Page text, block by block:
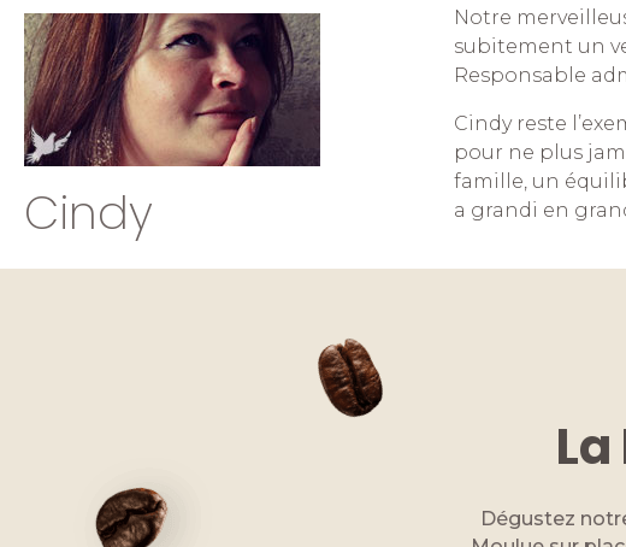
Cindy
Notre
subitement un
Responsable
Cindy reste
pour ne plus
famille, un
a grandi en
Dégustez